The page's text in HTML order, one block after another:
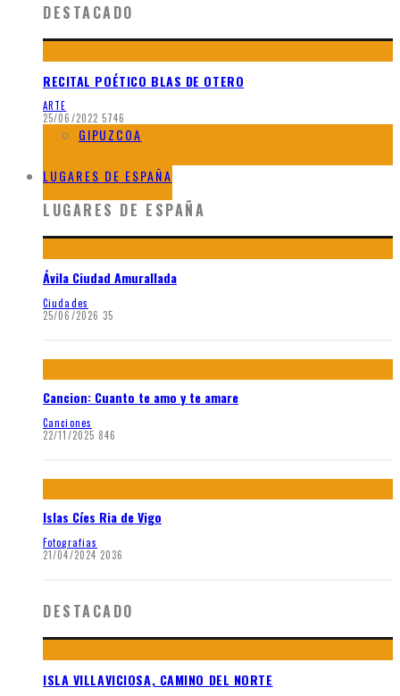
DESTACADO
RECITAL POÉTICO BLAS DE OTERO
ARTE
25/06/2022 5746
GIPUZCOA
LUGARES DE ESPAÑA
LUGARES DE ESPAÑA
Ávila Ciudad Amurallada
Ciudades
25/06/2026 35
Cancion: Cuanto te amo y te amare
Canciones
22/11/2025 846
Islas Cíes Ria de Vigo
Fotografias
21/04/2024 2036
DESTACADO
ISLA VILLAVICIOSA, CAMINO DEL NORTE